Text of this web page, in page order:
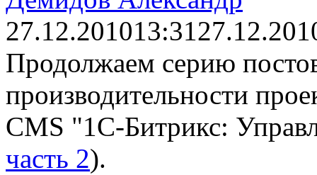
27.12.201013:31
Продолжаем серию
производительности
CMS "1С-Битрикс:
часть 2).